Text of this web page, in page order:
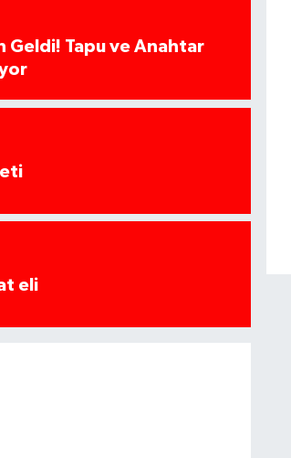
Geldi! Tapu ve Anahtar
eli